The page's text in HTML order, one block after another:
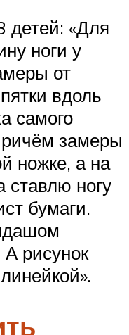
детей: «Для
ноги у
от
вдоль
самого
замеры
ножке, а на
ставлю ногу
бумаги.
рисунок